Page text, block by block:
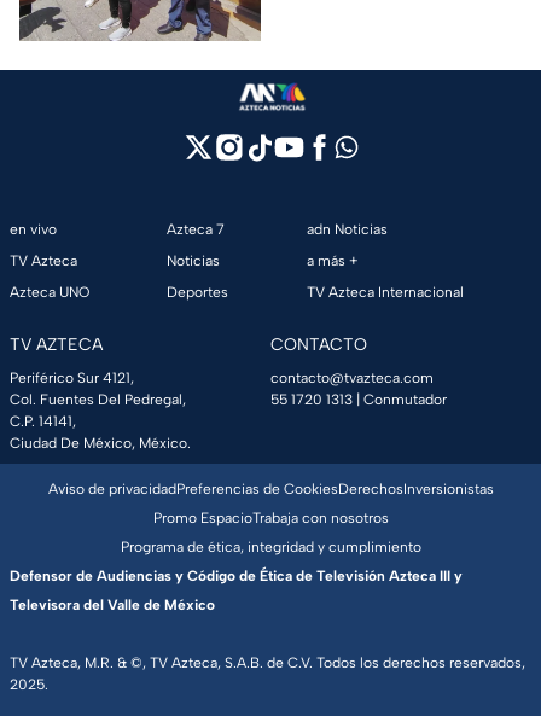
en vivo
TV Azteca
Azteca UNO
Azteca 7
Noticias
Deportes
adn Noticias
a más +
TV Azteca Internacional
TV AZTECA
Periférico Sur 4121,
Col. Fuentes Del Pedregal,
C.P. 14141,
Ciudad De México, México.
CONTACTO
contacto@tvazteca.com
55 1720 1313 | Conmutador
TV Azteca, M.R. & ©, TV Azteca, S.A.B. de C.V. Todos los derechos reservados,
2025.
Aviso de privacidadPreferencias de CookiesDerechosInversionistas
Promo EspacioTrabaja con nosotros
Programa de ética, integridad y cumplimiento
Defensor de Audiencias y Código de Ética de Televisión Azteca III y
Televisora del Valle de México